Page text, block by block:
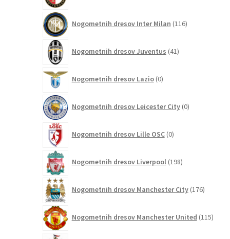
Nogometnih dresov Inter Milan 116izdelkov
Nogometnih dresov Juventus 41izdelkov
Nogometnih dresov Lazio 0izdelkov
Nogometnih dresov Leicester City 0izdelkov
Nogometnih dresov Lille OSC 0izdelkov
Nogometnih dresov Liverpool 198izdelkov
Nogometnih dresov Manchester City 176izdelkov
Nogometnih dresov Manchester United 115